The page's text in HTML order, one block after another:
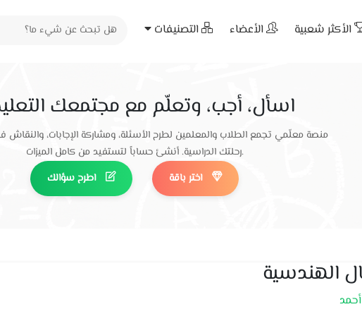
الأكثر شعبية الأعضاء التصنيفات
اسأل، أجب، وتعلّم مع مجتمعك
منصة معلّمي تجمع الطلاب والمعلمين لطرح الأسئلة، ومشاركة الإجابات،
رحلتك الدراسية. أنشئ حساباً لتستفيد من كامل الميزات.
اطرح سؤالك
اختر باقة
أحمد